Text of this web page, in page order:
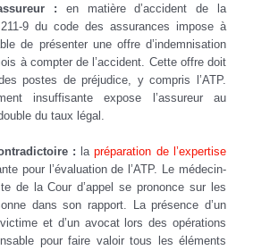
: en matière d’accident de la
9 du code des assurances impose à
de présenter une offre d’indemnisation
à compter de l’accident. Cette offre doit
postes de préjudice, y compris l’ATP.
insuffisante expose l’assureur au
du taux légal.
: lapréparation de l’expertise
pour l’évaluation de l’ATP. Le médecin-
de la Cour d’appel se prononce sur les
dans son rapport. La présence d’un
et d’un avocat lors des opérations
pour faire valoir tous les éléments